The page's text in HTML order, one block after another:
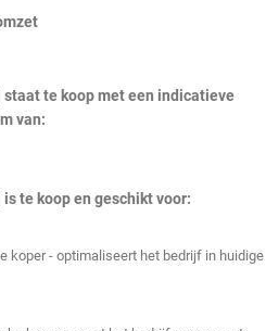
staat te koop met een indicatieve
van:
te koop en geschikt voor:
koper - optimaliseert het bedrijf in huidige